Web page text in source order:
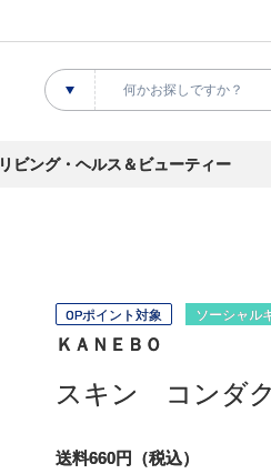
リビング・ヘルス＆ビューティー
OPポイント対象 ソーシャル
ＫＡＮＥＢＯ
スキン コンダ
送料660円（税込）